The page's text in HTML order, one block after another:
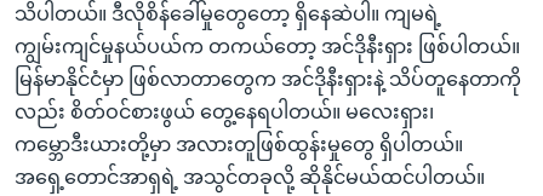
သိပါတယ်။ ဒီလိုစိန်ခေါ်မှုတွေတော့ ရှိနေဆဲပါ။ ကျမရဲ့
ကျွမ်းကျင်မှုနယ်ပယ်က တကယ်တော့ အင်ဒိုနီးရှား ဖြစ်ပါတယ်။
မြန်မာနိုင်ငံမှာ ဖြစ်လာတာတွေက အင်ဒိုနီးရှားနဲ့ သိပ်တူနေတာကို
လည်း စိတ်ဝင်စားဖွယ် တွေ့နေရပါတယ်။ မလေးရှား၊
ကမ္ဘောဒီးယားတို့မှာ အလားတူဖြစ်ထွန်းမှုတွေ ရှိပါတယ်။
အရှေ့တောင်အာရှရဲ့ အသွင်တခုလို့ ဆိုနိုင်မယ်ထင်ပါတယ်။